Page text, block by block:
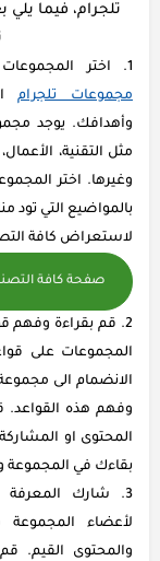
تلجرام، فيما
اختر
مجموعات تلجرام
وأهدافك. يوجد
مثل التقنية،
وغيرها. اختر
بالمواضيع التي تود
لاستعراض كافة
صفحة كافة
قم بقراءة وفهم
المجموعات على
الانضمام الى
وفهم هذه القواعد.
المحتوى او
بقاءك في المجموعة
شارك المعرفة
لأعضاء
والمحتوى القيم.